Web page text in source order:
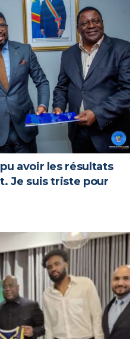
avoir les résultats
Je suis triste pour